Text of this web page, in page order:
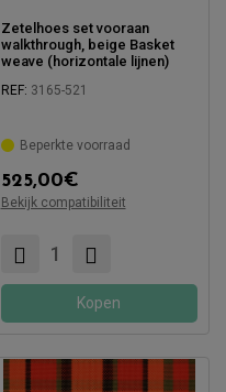
Zetelhoes set vooraan
walkthrough, beige Basket
weave (horizontale lijnen)
REF: 3165-521
Beperkte voorraad
525,00€
Bekijk compatibiliteit
Kopen